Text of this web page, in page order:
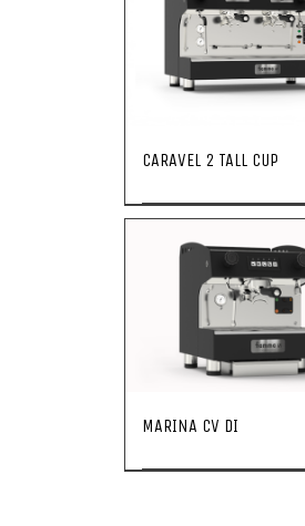
CARAVEL 2 TALL CUP
MARINA CV DI